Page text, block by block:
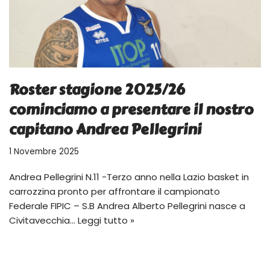
Roster stagione 2025/26
cominciamo a presentare il nostro
capitano Andrea Pellegrini
1 Novembre 2025
Andrea Pellegrini N.11 -Terzo anno nella Lazio basket in
carrozzina pronto per affrontare il campionato
Federale FIPIC – S.B Andrea Alberto Pellegrini nasce a
Civitavecchia… Leggi tutto »